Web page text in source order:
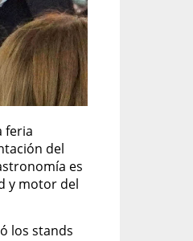
feria
del
es
y motor del
los stands